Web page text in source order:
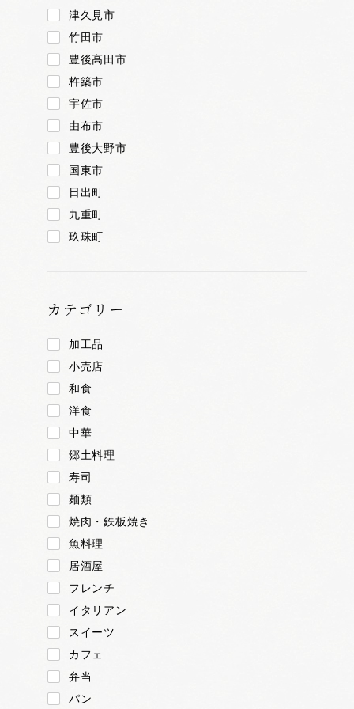
津久見市
竹田市
豊後高田市
杵築市
宇佐市
由布市
豊後大野市
国東市
日出町
九重町
玖珠町
カテゴリー
加工品
小売店
和食
洋食
中華
郷土料理
寿司
麺類
焼肉・鉄板焼き
魚料理
居酒屋
フレンチ
イタリアン
スイーツ
カフェ
弁当
パン